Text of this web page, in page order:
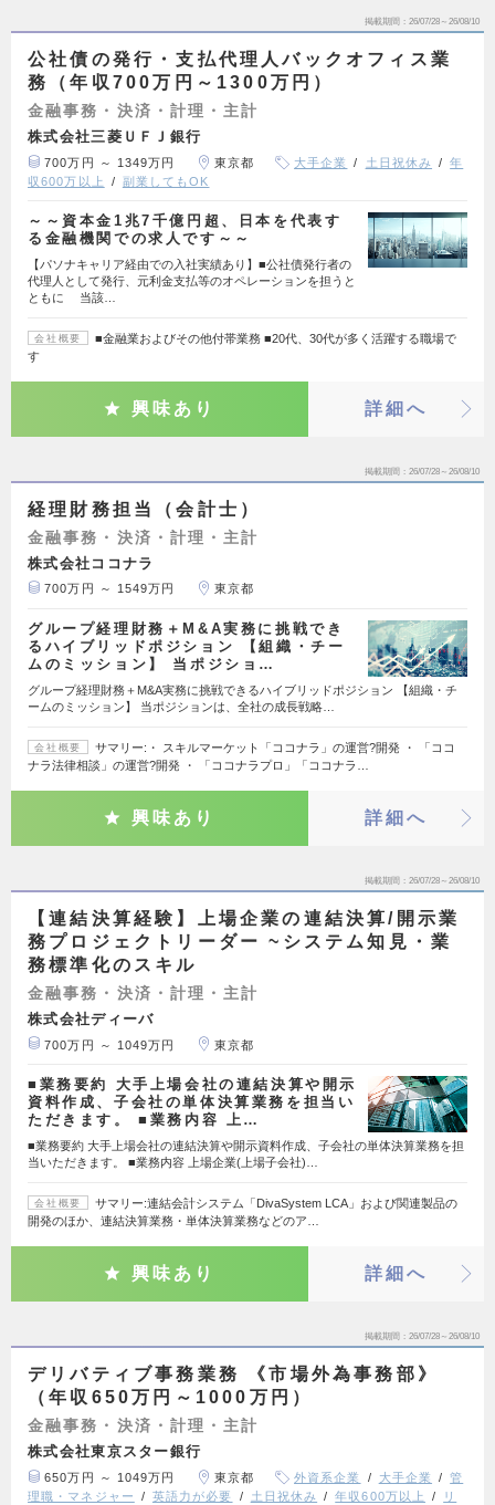
掲載期間 26/07/28～26/08/10
公社債の発行・支払代理人バックオフィス業
務（年収700万円～1300万円）
金融事務・決済・計理・主計
株式会社三菱ＵＦＪ銀行
700万円 ～ 1349万円 東京都 大手企業 土日祝休み
年
収600万以上
副業してもOK
～～資本金1兆7千億円超、日本を代表す
る金融機関での求人です～～
【パソナキャリア経由での入社実績あり】■公社債発行者の
代理人として発行、元利金支払等のオペレーションを担うと
ともに 当該…
会社概要
■金融業およびその他付帯業務 ■20代、30代が多く活躍する職場で
す
興味あり 詳細へ
掲載期間 26/07/28～26/08/10
経理財務担当（会計士）
金融事務・決済・計理・主計
株式会社ココナラ
700万円 ～ 1549万円 東京都
グループ経理財務＋M&A実務に挑戦でき
るハイブリッドポジション 【組織・チー
ムのミッション】 当ポジショ…
グループ経理財務＋M&A実務に挑戦できるハイブリッドポジション 【組織・チ
ームのミッション】 当ポジションは、全社の成長戦略…
会社概要
サマリー:・ スキルマーケット「ココナラ」の運営?開発 ・ 「ココ
ナラ法律相談」の運営?開発 ・ 「ココナラプロ」「ココナラ…
興味あり 詳細へ
掲載期間 26/07/28～26/08/10
【連結決算経験】上場企業の連結決算/開示業
務プロジェクトリーダー ~システム知見・業
務標準化のスキル
金融事務・決済・計理・主計
株式会社ディーバ
700万円 ～ 1049万円 東京都
■業務要約 大手上場会社の連結決算や開示
資料作成、子会社の単体決算業務を担当い
ただきます。 ■業務内容 上…
■業務要約 大手上場会社の連結決算や開示資料作成、子会社の単体決算業務を担
当いただきます。 ■業務内容 上場企業(上場子会社)…
会社概要
サマリー:連結会計システム「DivaSystem LCA」および関連製品の
開発のほか、連結決算業務・単体決算業務などのア…
興味あり 詳細へ
掲載期間 26/07/28～26/08/10
デリバティブ事務業務 《市場外為事務部》
（年収650万円～1000万円）
金融事務・決済・計理・主計
株式会社東京スター銀行
650万円 ～ 1049万円 東京都 外資系企業 大手企業
管
理職・マネジャー
英語力が必要 土日祝休み 年収600万以上
リ